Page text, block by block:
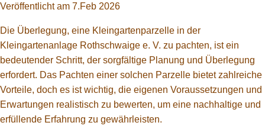
Satzung
Pachtvertrag
Bewertungsrichtlinien
Veröffentlicht am 7.Feb 2026
Die Überlegung, eine Kleingartenparzelle in der
Kleingartenanlage Rothschwaige e. V. zu pachten, ist ein
bedeutender Schritt, der sorgfältige Planung und Überlegung
erfordert. Das Pachten einer solchen Parzelle bietet zahlreiche
Vorteile, doch es ist wichtig, die eigenen Voraussetzungen und
Erwartungen realistisch zu bewerten, um eine nachhaltige und
erfüllende Erfahrung zu gewährleisten.